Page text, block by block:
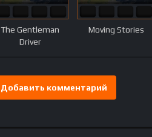
The Gentleman
Driver
Moving Stories
Добавить комментарий